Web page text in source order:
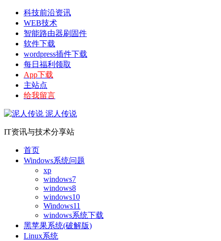
科技前沿资讯
WEB技术
智能路由器刷固件
软件下载
wordpress插件下载
每日福利领取
App下载
主站点
给我留言
泥人传说
IT资讯与技术分享站
首页
Windows系统问题
xp
windows7
windows8
windows10
Windows11
windows系统下载
黑苹果系统(破解版)
Linux系统